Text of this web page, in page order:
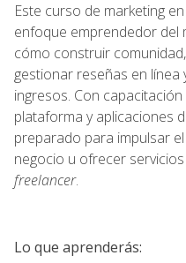
Este curso de marketing
enfoque emprendedor del
cómo construir
gestionar reseñas en
ingresos. Con
plataforma y aplicaciones
preparado para impulsar
negocio u ofrecer
freelancer.
Lo que aprenderás: